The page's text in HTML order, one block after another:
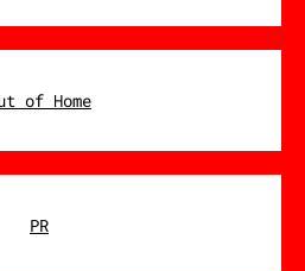
of Home
PR